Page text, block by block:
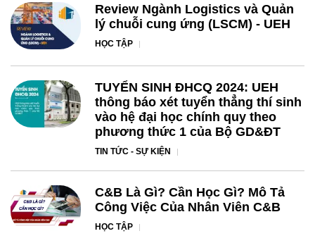
Review Ngành Logistics và Quản
lý chuỗi cung ứng (LSCM) - UEH
HỌC TẬP
TUYỂN SINH ĐHCQ 2024: UEH
thông báo xét tuyển thẳng thí sinh
vào hệ đại học chính quy theo
phương thức 1 của Bộ GD&ĐT
TIN TỨC - SỰ KIỆN
C&B Là Gì? Cần Học Gì? Mô Tả
Công Việc Của Nhân Viên C&B
HỌC TẬP